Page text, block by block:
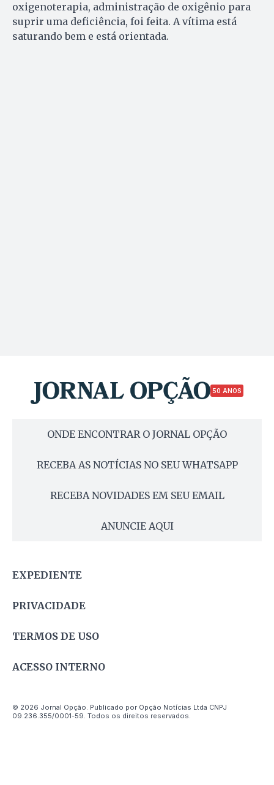
oxigenoterapia, administração de oxigênio para
suprir uma deficiência, foi feita. A vítima está
saturando bem e está orientada.
50 ANOS
ONDE ENCONTRAR O JORNAL OPÇÃO
RECEBA AS NOTÍCIAS NO SEU WHATSAPP
RECEBA NOVIDADES EM SEU EMAIL
ANUNCIE AQUI
EXPEDIENTE
PRIVACIDADE
TERMOS DE USO
ACESSO INTERNO
© 2026 Jornal Opção. Publicado por Opção Notícias Ltda CNPJ
09.236.355/0001-59. Todos os direitos reservados.